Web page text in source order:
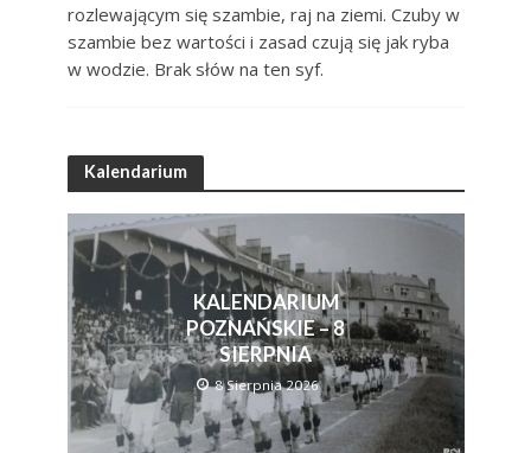
rozlewającym się szambie, raj na ziemi. Czuby w
szambie bez wartości i zasad czują się jak ryba
w wodzie. Brak słów na ten syf.
Kalendarium
KALENDARIUM
POZNAŃSKIE – 8
SIERPNIA
8 Sierpnia 2026